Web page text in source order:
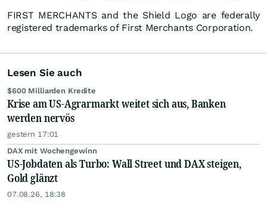
FIRST MERCHANTS and the Shield Logo are federally
registered trademarks of First Merchants Corporation.
Lesen Sie auch
$600 Milliarden Kredite
Krise am US-Agrarmarkt weitet sich aus, Banken
werden nervös
gestern 17:01
DAX mit Wochengewinn
US-Jobdaten als Turbo: Wall Street und DAX steigen,
Gold glänzt
07.08.26, 18:38